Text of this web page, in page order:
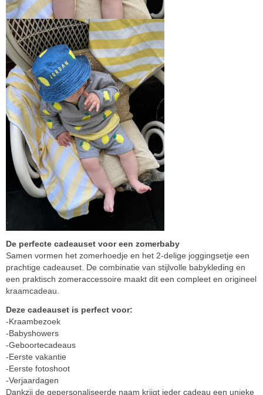
De perfecte cadeauset voor een zomerbaby
Samen vormen het zomerhoedje en het 2-delige joggingsetje een
prachtige cadeauset. De combinatie van stijlvolle babykleding en
een praktisch zomeraccessoire maakt dit een compleet en origineel
kraamcadeau.
Deze cadeauset is perfect voor:
-Kraambezoek
-Babyshowers
-Geboortecadeaus
-Eerste vakantie
-Eerste fotoshoot
-Verjaardagen
Dankzij de gepersonaliseerde naam krijgt ieder cadeau een unieke